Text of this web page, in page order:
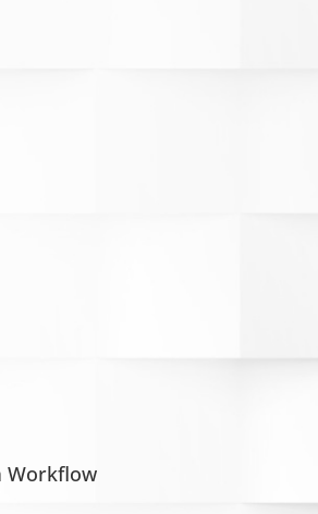
Workflow